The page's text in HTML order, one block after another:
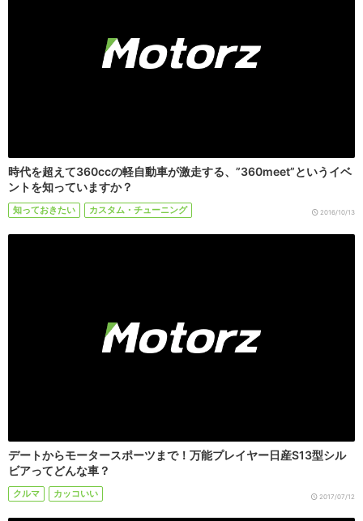
時代を超えて360ccの軽自動車が激走する、”360meet”というイベ
ントを知っていますか？
知っておきたい カスタム・チューニング 2016/10/13
デートからモータースポーツまで！万能プレイヤー日産S13型シル
ビアってどんな車？
クルマ カッコいい 2017/07/12